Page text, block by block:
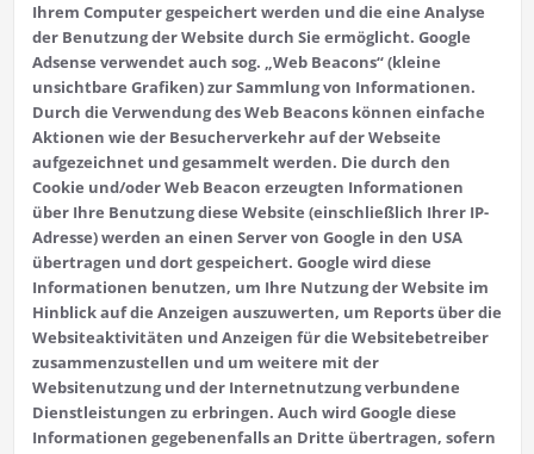
Ihrem Computer gespeichert werden und die eine Analyse
der Benutzung der Website durch Sie ermöglicht. Google
Adsense verwendet auch sog. „Web Beacons“ (kleine
unsichtbare Grafiken) zur Sammlung von Informationen.
Durch die Verwendung des Web Beacons können einfache
Aktionen wie der Besucherverkehr auf der Webseite
aufgezeichnet und gesammelt werden. Die durch den
Cookie und/oder Web Beacon erzeugten Informationen
über Ihre Benutzung diese Website (einschließlich Ihrer IP-
Adresse) werden an einen Server von Google in den USA
übertragen und dort gespeichert. Google wird diese
Informationen benutzen, um Ihre Nutzung der Website im
Hinblick auf die Anzeigen auszuwerten, um Reports über die
Websiteaktivitäten und Anzeigen für die Websitebetreiber
zusammenzustellen und um weitere mit der
Websitenutzung und der Internetnutzung verbundene
Dienstleistungen zu erbringen. Auch wird Google diese
Informationen gegebenenfalls an Dritte übertragen, sofern